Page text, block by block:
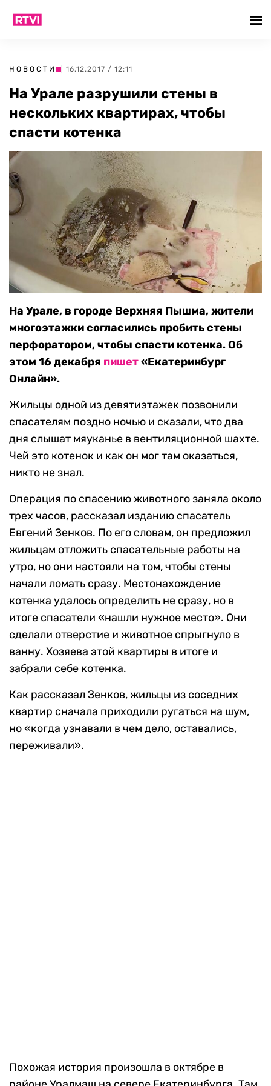
НОВОСТИ | 16.12.2017 / 12:11
На Урале разрушили стены в
нескольких квартирах, чтобы
спасти котенка
На Урале, в городе Верхняя Пышма, жители
многоэтажки согласились пробить стены
перфоратором, чтобы спасти котенка. Об
этом 16 декабря пишет«Екатеринбург
Онлайн».
Жильцы одной из девятиэтажек позвонили
спасателям поздно ночью и сказали, что два
дня слышат мяуканье в вентиляционной шахте.
Чей это котенок и как он мог там оказаться,
никто не знал.
Операция по спасению животного заняла около
трех часов, рассказал изданию спасатель
Евгений Зенков. По его словам, он предложил
жильцам отложить спасательные работы на
утро, но они настояли на том, чтобы стены
начали ломать сразу. Местонахождение
котенка удалось определить не сразу, но в
итоге спасатели «нашли нужное место». Они
сделали отверстие и животное спрыгнуло в
ванну. Хозяева этой квартиры в итоге и
забрали себе котенка.
Как рассказал Зенков, жильцы из соседних
квартир сначала приходили ругаться на шум,
но «когда узнавали в чем дело, оставались,
переживали».
Похожая история произошла в октябре в